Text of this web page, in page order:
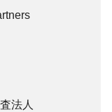
法人